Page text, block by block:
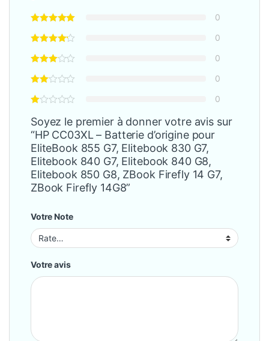
0
0
0
0
0
Soyez le premier à donner votre avis sur
“HP CC03XL – Batterie d’origine pour
EliteBook 855 G7, Elitebook 830 G7,
Elitebook 840 G7, Elitebook 840 G8,
Elitebook 850 G8, ZBook Firefly 14 G7,
ZBook Firefly 14G8”
Votre Note
Votre avis